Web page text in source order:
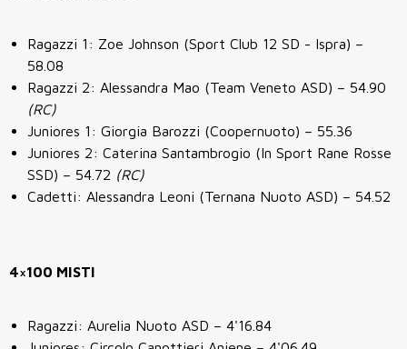
Ragazzi 1: Zoe Johnson (Sport Club 12 SD - Ispra) –
58.08
Ragazzi 2: Alessandra Mao (Team Veneto ASD) – 54.90
(RC)
Juniores 1: Giorgia Barozzi (Coopernuoto) – 55.36
Juniores 2: Caterina Santambrogio (In Sport Rane Rosse
SSD) – 54.72 (RC)
Cadetti: Alessandra Leoni (Ternana Nuoto ASD) – 54.52
4×100 MISTI
Ragazzi: Aurelia Nuoto ASD – 4'16.84